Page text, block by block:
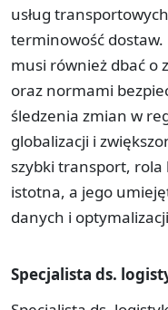
usług
terminowość
musi również dbać o
oraz normami
śledzenia zmian w
globalizacji i
szybki transport, rola
istotna, a jego
danych i
Specjalista ds.